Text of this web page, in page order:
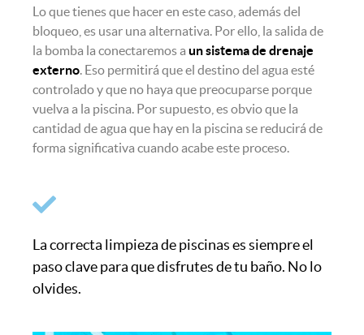
Lo que tienes que hacer en este caso, además del
bloqueo, es usar una alternativa. Por ello, la salida de
la bomba la conectaremos a un sistema de drenaje
externo. Eso permitirá que el destino del agua esté
controlado y que no haya que preocuparse porque
vuelva a la piscina. Por supuesto, es obvio que la
cantidad de agua que hay en la piscina se reducirá de
forma significativa cuando acabe este proceso.
La correcta limpieza de piscinas es siempre el
paso clave para que disfrutes de tu baño. No lo
olvides.